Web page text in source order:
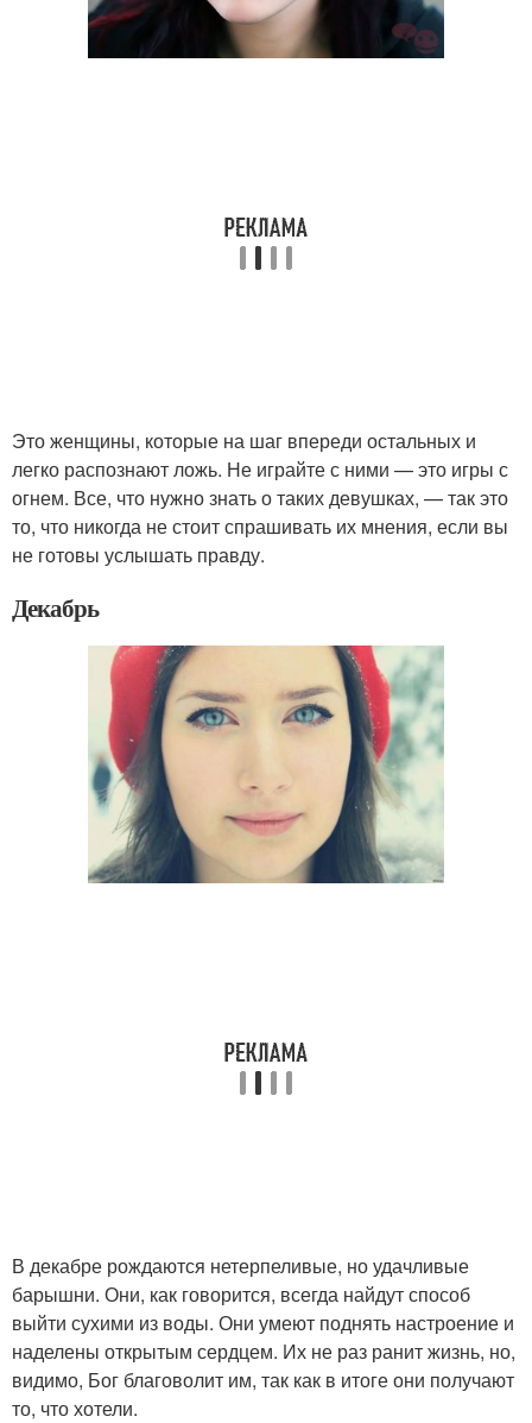
Это женщины, которые на шаг впереди остальных и
легко распознают ложь. Не играйте с ними — это игры с
огнем. Все, что нужно знать о таких девушках, — так это
то, что никогда не стоит спрашивать их мнения, если вы
не готовы услышать правду.
Декабрь
В декабре рождаются нетерпеливые, но удачливые
барышни. Они, как говорится, всегда найдут способ
выйти сухими из воды. Они умеют поднять настроение и
наделены открытым сердцем. Их не раз ранит жизнь, но,
видимо, Бог благоволит им, так как в итоге они получают
то, что хотели.